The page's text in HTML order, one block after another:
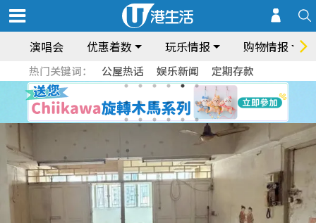
演唱会 优惠着数 玩乐情报 购物情报
热门关键词： 公屋热话 娱乐新闻 定期存款